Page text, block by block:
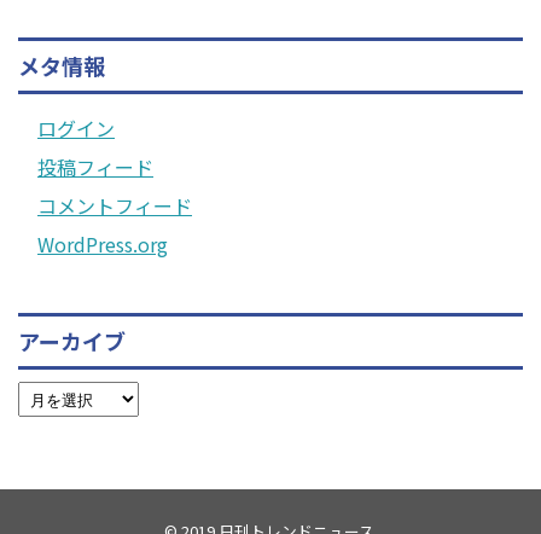
メタ情報
ログイン
投稿フィード
コメントフィード
WordPress.org
アーカイブ